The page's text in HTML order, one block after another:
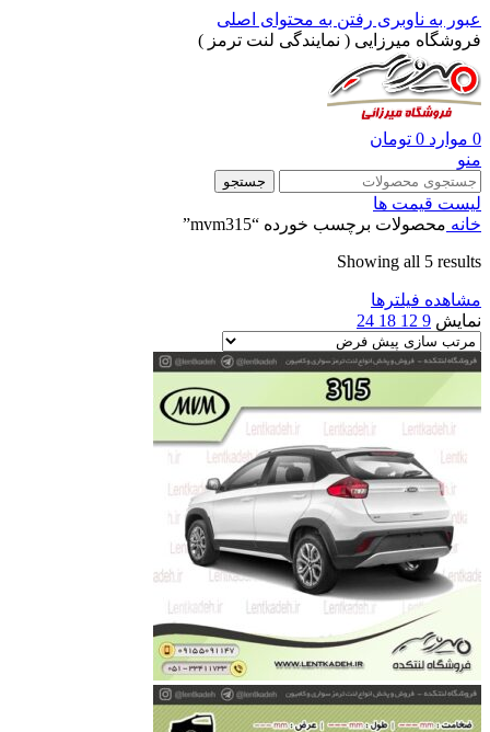
عبور به ناوبری رفتن به محتوای اصلی
فروشگاه میرزایی ( نمایندگی لنت ترمز )
0 موارد 0 تومان
منو
جستجو
لیست قیمت ها
خانه محصولات برچسب خورده “mvm315”
Showing all 5 results
مشاهده فیلترها
نمایش 9
12
18
24